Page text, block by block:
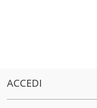
ACCEDI